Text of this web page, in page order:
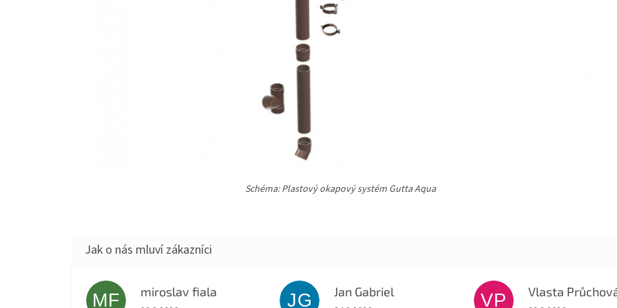
Schéma: Plastový okapový systém Gutta Aqua
MF miroslav fiala JG Jan Gabriel VP Vlasta